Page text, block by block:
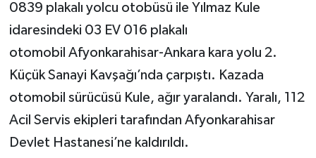
0839 plakalı yolcu otobüsü ile Yılmaz Kule
idaresindeki 03 EV 016 plakalı
otomobil Afyonkarahisar-Ankara kara yolu 2.
Küçük Sanayi Kavşağı’nda çarpıştı. Kazada
otomobil sürücüsü Kule, ağır yaralandı. Yaralı, 112
Acil Servis ekipleri tarafından Afyonkarahisar
Devlet Hastanesi’ne kaldırıldı.